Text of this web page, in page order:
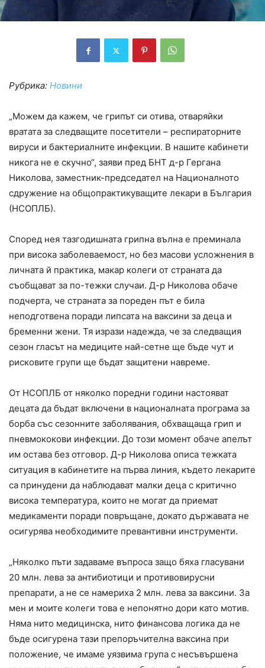
Рубрика: Новини
„Можем да кажем, че грипът си отива, отваряйки
вратата за следващите посетители – респираторните
вируси и бактериалните инфекции. В нашите кабинети
никога не е скучно“, заяви пред БНТ д-р Гергана
Николова, заместник-председател на Националното
сдружение на общопрактикуващите лекари в България
(НСОПЛБ).
Според нея тазгодишната грипна вълна е преминала
при висока заболеваемост, но без масови усложнения в
личната й практика, макар колеги от страната да
съобщават за по-тежки случаи. Д-р Николова обаче
подчерта, че страната за пореден път е била
неподготвена поради липсата на ваксини за деца и
бременни жени. Тя изрази надежда, че за следващия
сезон гласът на медиците най-сетне ще бъде чут и
рисковите групи ще бъдат защитени навреме.
От НСОПЛБ от няколко поредни години настояват
децата да бъдат включени в националната програма за
борба със сезонните заболявания, обхващаща грип и
пневмококови инфекции. До този момент обаче апелът
им остава без отговор. Д-р Николова описа тежката
ситуация в кабинетите на първа линия, където лекарите
са принудени да наблюдават малки деца с критично
висока температура, които не могат да приемат
медикаменти поради повръщане, докато държавата не
осигурява необходимите превантивни инструменти.
„Няколко пъти задаваме въпроса защо бяха гласувани
20 млн. лева за антибиотици и противовирусни
препарати, а не се намериха 2 млн. лева за ваксини. За
мен и моите колеги това е непонятно дори като мотив.
Няма нито медицинска, нито финансова логика да не
бъде осигурена тази препоръчителна ваксина при
положение, че имаме уязвима група с несъвършена